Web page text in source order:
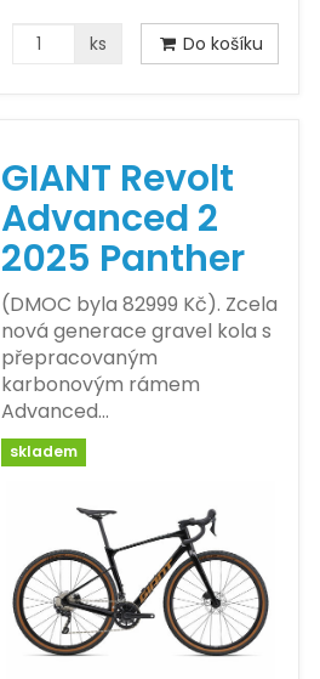
ks Do košíku
GIANT Revolt
Advanced 2
2025 Panther
(DMOC byla 82999 Kč). Zcela
nová generace gravel kola s
přepracovaným
karbonovým rámem
Advanced…
skladem